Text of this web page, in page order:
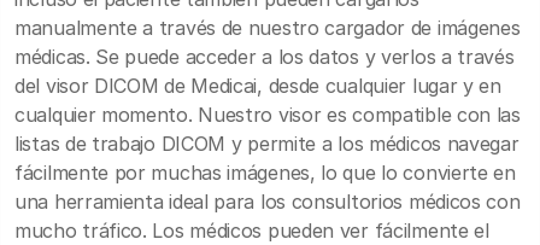
manualmente a través de nuestro cargador de imágenes
médicas. Se puede acceder a los datos y verlos a través
del visor DICOM de Medicai, desde cualquier lugar y en
cualquier momento. Nuestro visor es compatible con las
listas de trabajo DICOM y permite a los médicos navegar
fácilmente por muchas imágenes, lo que lo convierte en
una herramienta ideal para los consultorios médicos con
mucho tráfico. Los médicos pueden ver fácilmente el